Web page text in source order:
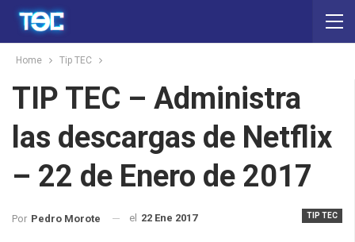
Home Tip TEC
TIP TEC – Administra
las descargas de Netflix
– 22 de Enero de 2017
TIP TEC
Por Pedro Morote el 22 Ene 2017